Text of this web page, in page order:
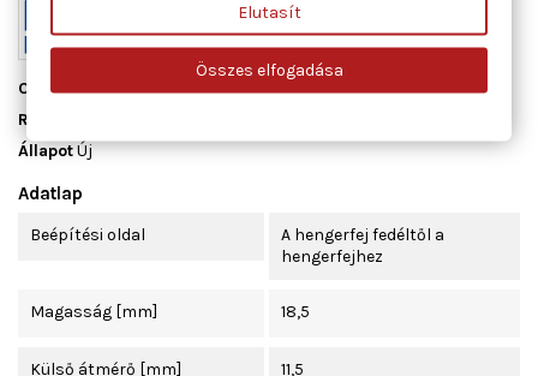
Cikkszám12023000
Raktáron
ÁllapotÚj
Adatlap
Beépítési oldal
A hengerfej fedéltől a
hengerfejhez
Magasság [mm] 18,5
Külső átmérő [mm] 11,5
Elutasít
Összes elfogadása